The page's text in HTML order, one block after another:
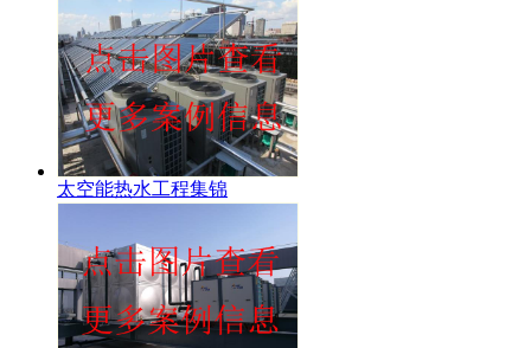
太空能热水工程集锦